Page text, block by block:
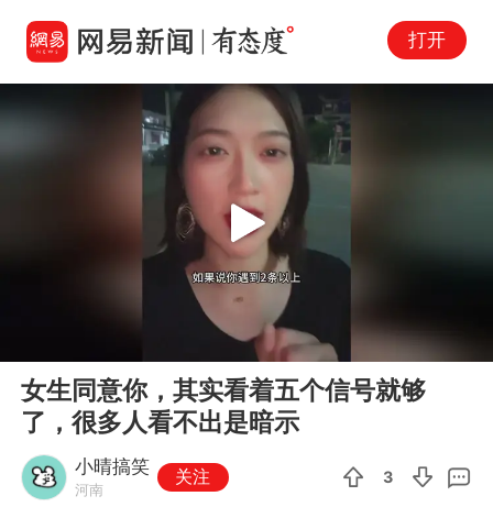
打开
02:54
Play
女生同意你，其实看着五个信号就够
了，很多人看不出是暗示
小晴搞笑
河南
关注 3